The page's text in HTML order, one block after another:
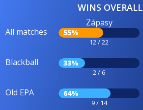
WINS OVERALL
All matches
Zápasy
55%
12 / 22
Blackball 33%
2 / 6
Old EPA 64%
9 / 14